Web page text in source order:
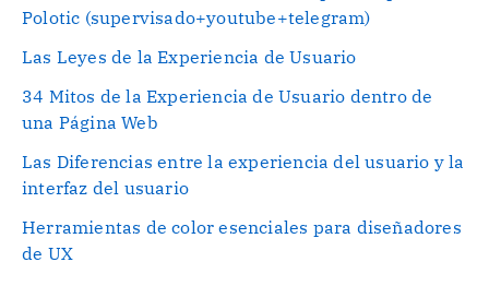
Polotic (supervisado+youtube+telegram)
Las Leyes de la Experiencia de Usuario
34 Mitos de la Experiencia de Usuario dentro de
una Página Web
Las Diferencias entre la experiencia del usuario y la
interfaz del usuario
Herramientas de color esenciales para diseñadores
de UX